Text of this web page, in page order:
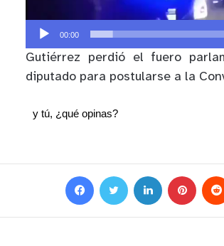
00:00
Gutiérrez perdió el fuero
diputado para postularse a la
y tú, ¿qué opinas?